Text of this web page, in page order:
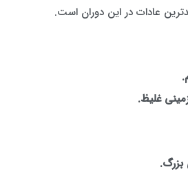
عادات در این دوران است.
غلیظ.
بزرگ.